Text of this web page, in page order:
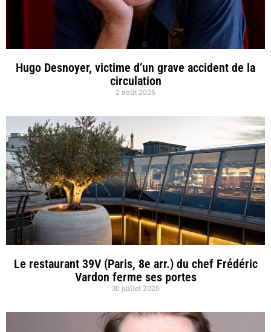
Hugo Desnoyer, victime d’un grave accident de la
circulation
2 août 2026
Le restaurant 39V (Paris, 8e arr.) du chef Frédéric
Vardon ferme ses portes
30 juillet 2026